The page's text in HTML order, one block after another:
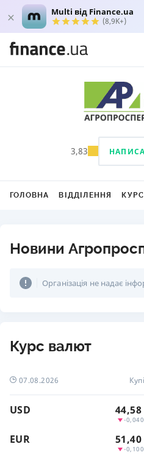
Multi від Finance.ua
(8,9K+)
3,83
ГОЛОВНА ВІДДІЛЕННЯ
Новини
Організація не надає
Курс валют
07.08.2026
USD 44,58
-
EUR 51,40
-